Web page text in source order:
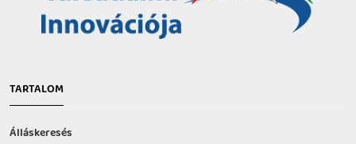
TARTALOM
Álláskeresés